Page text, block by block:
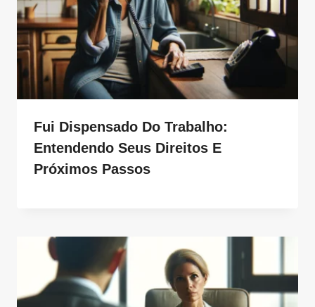
Fui Dispensado Do Trabalho:
Entendendo Seus Direitos E
Próximos Passos